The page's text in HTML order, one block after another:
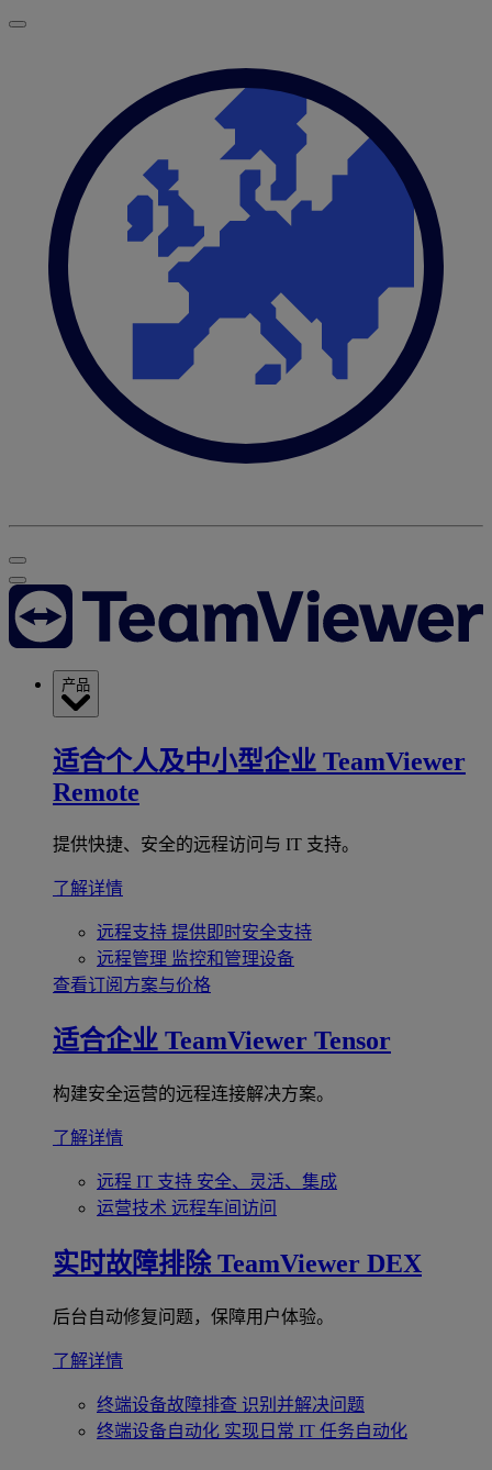
产品
适合个人及中小型企业 TeamViewer
Remote
提供快捷、安全的远程访问与 IT 支持。
了解详情
远程支持 提供即时安全支持
远程管理 监控和管理设备
查看订阅方案与价格
适合企业 TeamViewer Tensor
构建安全运营的远程连接解决方案。
了解详情
远程 IT 支持 安全、灵活、集成
运营技术 远程车间访问
实时故障排除 TeamViewer DEX
后台自动修复问题，保障用户体验。
了解详情
终端设备故障排查 识别并解决问题
终端设备自动化 实现日常 IT 任务自动化